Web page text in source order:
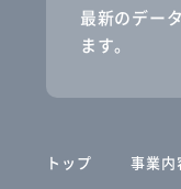
最新のデー
ます。
トップ 事業内